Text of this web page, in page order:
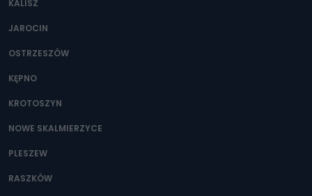
Można to zrobić pod numerem telefonu 62 735-51-05 lub
KALISZ
JAROCIN
OSTRZESZÓW
KĘPNO
KROTOSZYN
NOWE SKALMIERZYCE
PLESZEW
RASZKÓW